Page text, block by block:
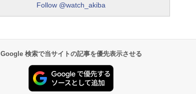
Follow @watch_akiba
Google 検索で当サイトの記事を優先表示させる